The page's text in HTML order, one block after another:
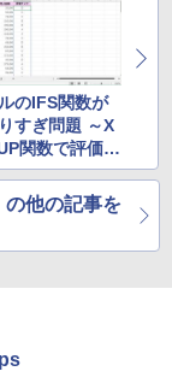
のIFS関数が
すぎ問題 ～X
関数で評価ラ
ッキリ整理
の他の記事を